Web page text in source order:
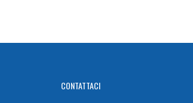
CONTATTACI